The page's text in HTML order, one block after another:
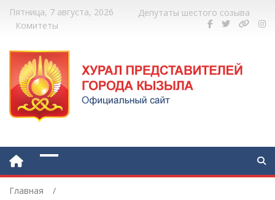
Пятница, 7 августа, 2026
Депутаты шестого созыва
Комитеты
Главная